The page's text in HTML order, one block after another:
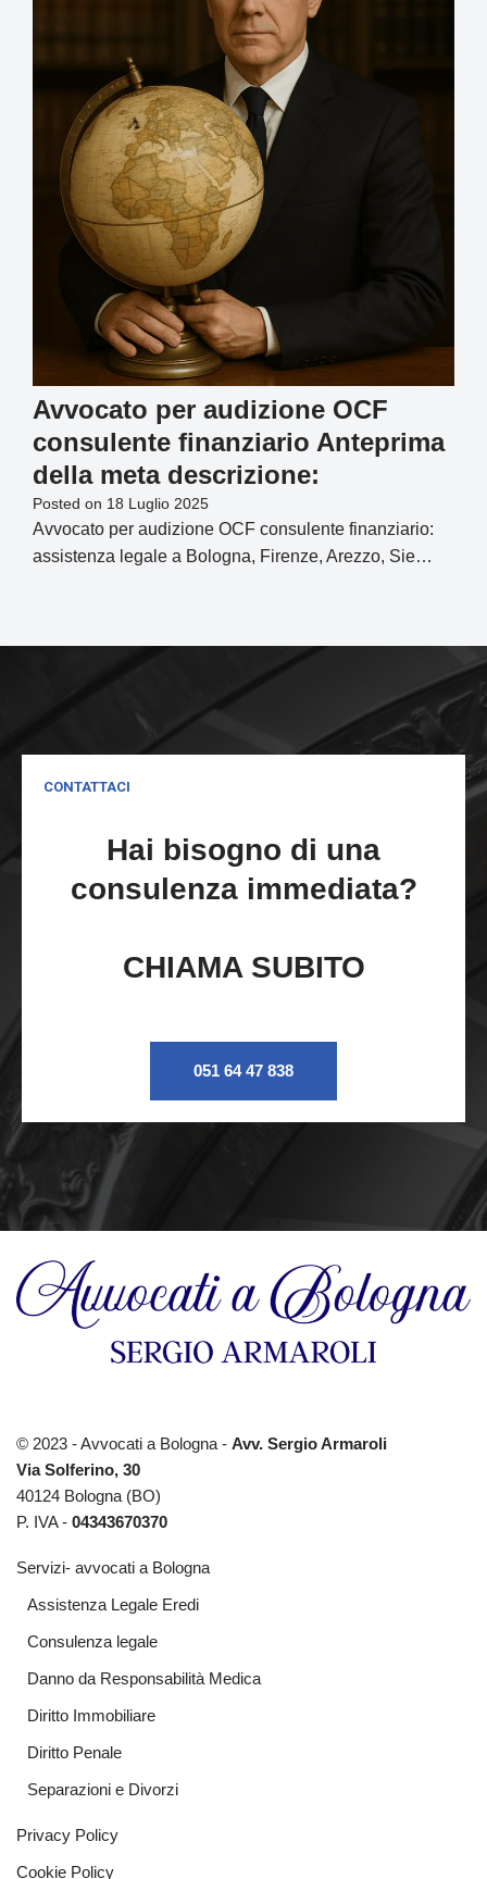
Avvocato per audizione OCF
consulente finanziario Anteprima
della meta descrizione:
Posted on 18 Luglio 2025
Avvocato per audizione OCF consulente finanziario:
assistenza legale a Bologna, Firenze, Arezzo, Sie…
CONTATTACI
Hai bisogno di una
consulenza immediata?
CHIAMA SUBITO
051 64 47 838
© 2023 - Avvocati a Bologna - Avv. Sergio Armaroli
Via Solferino, 30
40124 Bologna (BO)
P. IVA - 04343670370
Servizi- avvocati a Bologna
Assistenza Legale Eredi
Consulenza legale
Danno da Responsabilità Medica
Diritto Immobiliare
Diritto Penale
Separazioni e Divorzi
Privacy Policy
Cookie Policy